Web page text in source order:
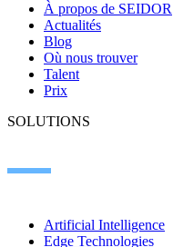
À propos de SEIDOR
Actualités
Blog
Où nous trouver
Talent
Prix
SOLUTIONS
Artificial Intelligence
Edge Technologies